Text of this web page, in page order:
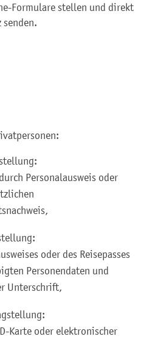
Formulare stellen und direkt
senden.
Personalausweis oder
oder des Reisepasses
Personendaten und
Unterschrift,
Karte oder elektronischer